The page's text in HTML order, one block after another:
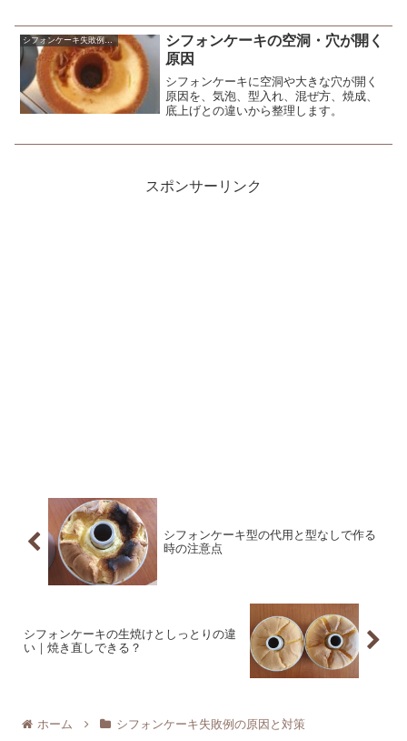
シフォンケーキ失敗例の原因と対策
シフォンケーキの空洞・穴が開く
原因
シフォンケーキに空洞や大きな穴が開く
原因を、気泡、型入れ、混ぜ方、焼成、
底上げとの違いから整理します。
スポンサーリンク
シフォンケーキ型の代用と型なしで作る
時の注意点
シフォンケーキの生焼けとしっとりの違
い｜焼き直しできる？
ホーム シフォンケーキ失敗例の原因と対策